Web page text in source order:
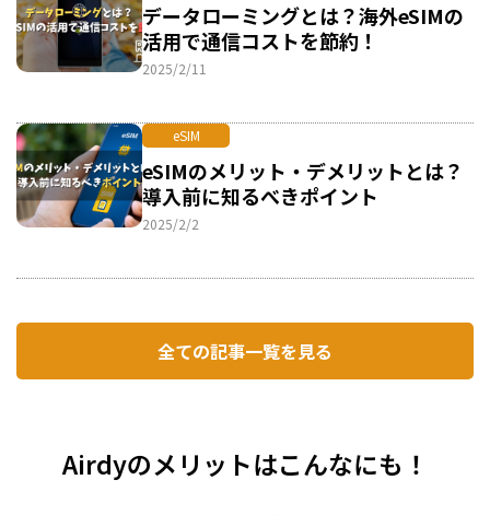
データローミングとは？海外eSIMの
活用で通信コストを節約！
2025/2/11
eSIM
eSIMのメリット・デメリットとは？
導入前に知るべきポイント
2025/2/2
全ての記事一覧を見る
Airdyのメリットはこんなにも！